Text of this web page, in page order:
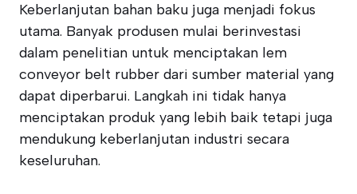
Keberlanjutan bahan baku juga menjadi fokus
utama. Banyak produsen mulai berinvestasi
dalam penelitian untuk menciptakan lem
conveyor belt rubber dari sumber material yang
dapat diperbarui. Langkah ini tidak hanya
menciptakan produk yang lebih baik tetapi juga
mendukung keberlanjutan industri secara
keseluruhan.